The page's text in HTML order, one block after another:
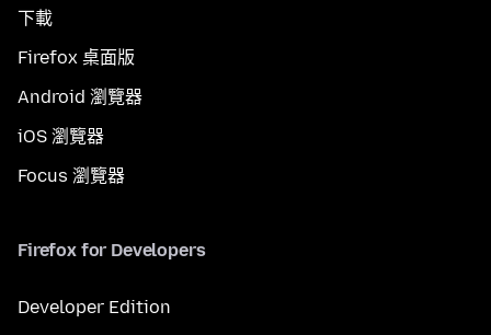
下載
Firefox 桌面版
Android 瀏覽器
iOS 瀏覽器
Focus 瀏覽器
Firefox for Developers
Developer Edition